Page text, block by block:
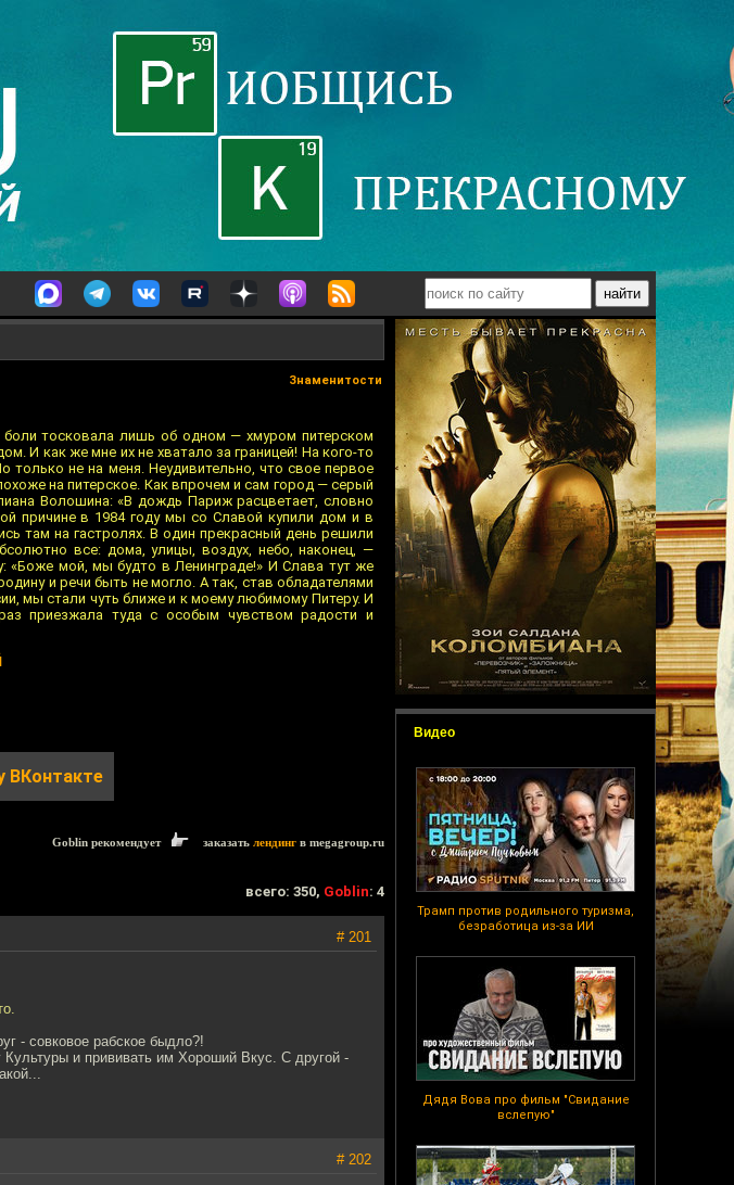
Видео
Трамп против родильного туризма,
безработица из-за ИИ
Дядя Вова про фильм "Свидание
вслепую"
Знаменитости
тосковала лишь об одном — хмуром питерском
И как же мне их не хватало за границей! На кого-то
только не на меня. Неудивительно, что свое первое
на питерское. Как впрочем и сам город — серый
Волошина: «В дождь Париж расцветает, словно
причине в 1984 году мы со Славой купили дом и в
там на гастролях. В один прекрасный день решили
все: дома, улицы, воздух, небо, наконец, —
«Боже мой, мы будто в Ленинграде!» И Слава тут же
и речи быть не могло. А так, став обладателями
мы стали чуть ближе и к моему любимому Питеру. И
приезжала туда с особым чувством радости и
ВКонтакте
Goblin рекомендует заказать лендинг в megagroup.ru
всего: 350, Goblin: 4
# 201
- совковое рабское быдло?!
и прививать им Хороший Вкус. С другой -
# 202